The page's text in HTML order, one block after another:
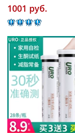
1001 pуб.